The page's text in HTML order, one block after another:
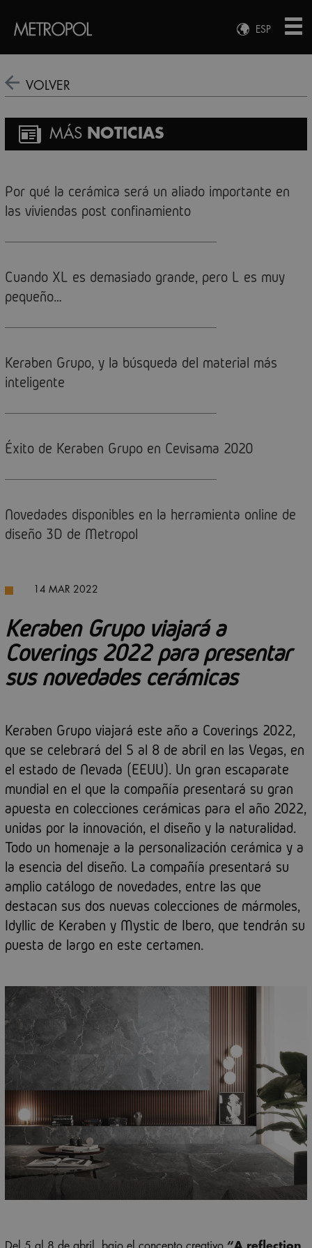
ESP
ENG
VOLVER
MÁS NOTICIAS
Por qué la cerámica será un aliado importante en
las viviendas post confinamiento
Cuando XL es demasiado grande, pero L es muy
pequeño…
Keraben Grupo, y la búsqueda del material más
inteligente
Éxito de Keraben Grupo en Cevisama 2020
Novedades disponibles en la herramienta online de
diseño 3D de Metropol
14 MAR 2022
Keraben Grupo viajará a
Coverings 2022 para presentar
sus novedades cerámicas
Keraben Grupo viajará este año a Coverings 2022,
que se celebrará del 5 al 8 de abril en las Vegas, en
el estado de Nevada (EEUU). Un gran escaparate
mundial en el que la compañía presentará su gran
apuesta en colecciones cerámicas para el año 2022,
unidas por la innovación, el diseño y la naturalidad.
Todo un homenaje a la personalización cerámica y a
la esencia del diseño. La compañía presentará su
amplio catálogo de novedades, entre las que
destacan sus dos nuevas colecciones de mármoles,
Idyllic de Keraben y Mystic de Ibero, que tendrán su
puesta de largo en este certamen.
Del 5 al 8 de abril, bajo el concepto creativo “A reflection